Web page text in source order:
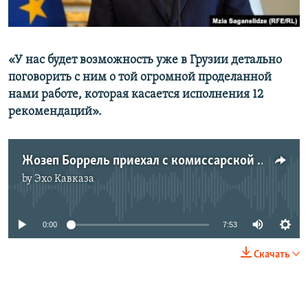
«У нас будет возможность уже в Грузии детально
поговорить с ним о той огромной проделанной
нами работе, которая касается исполнения 12
рекомендаций».
Жозеп Боррель приехал с комиссарской проверкой
by Эхо Кавказа
0:00 7:53
Скачать